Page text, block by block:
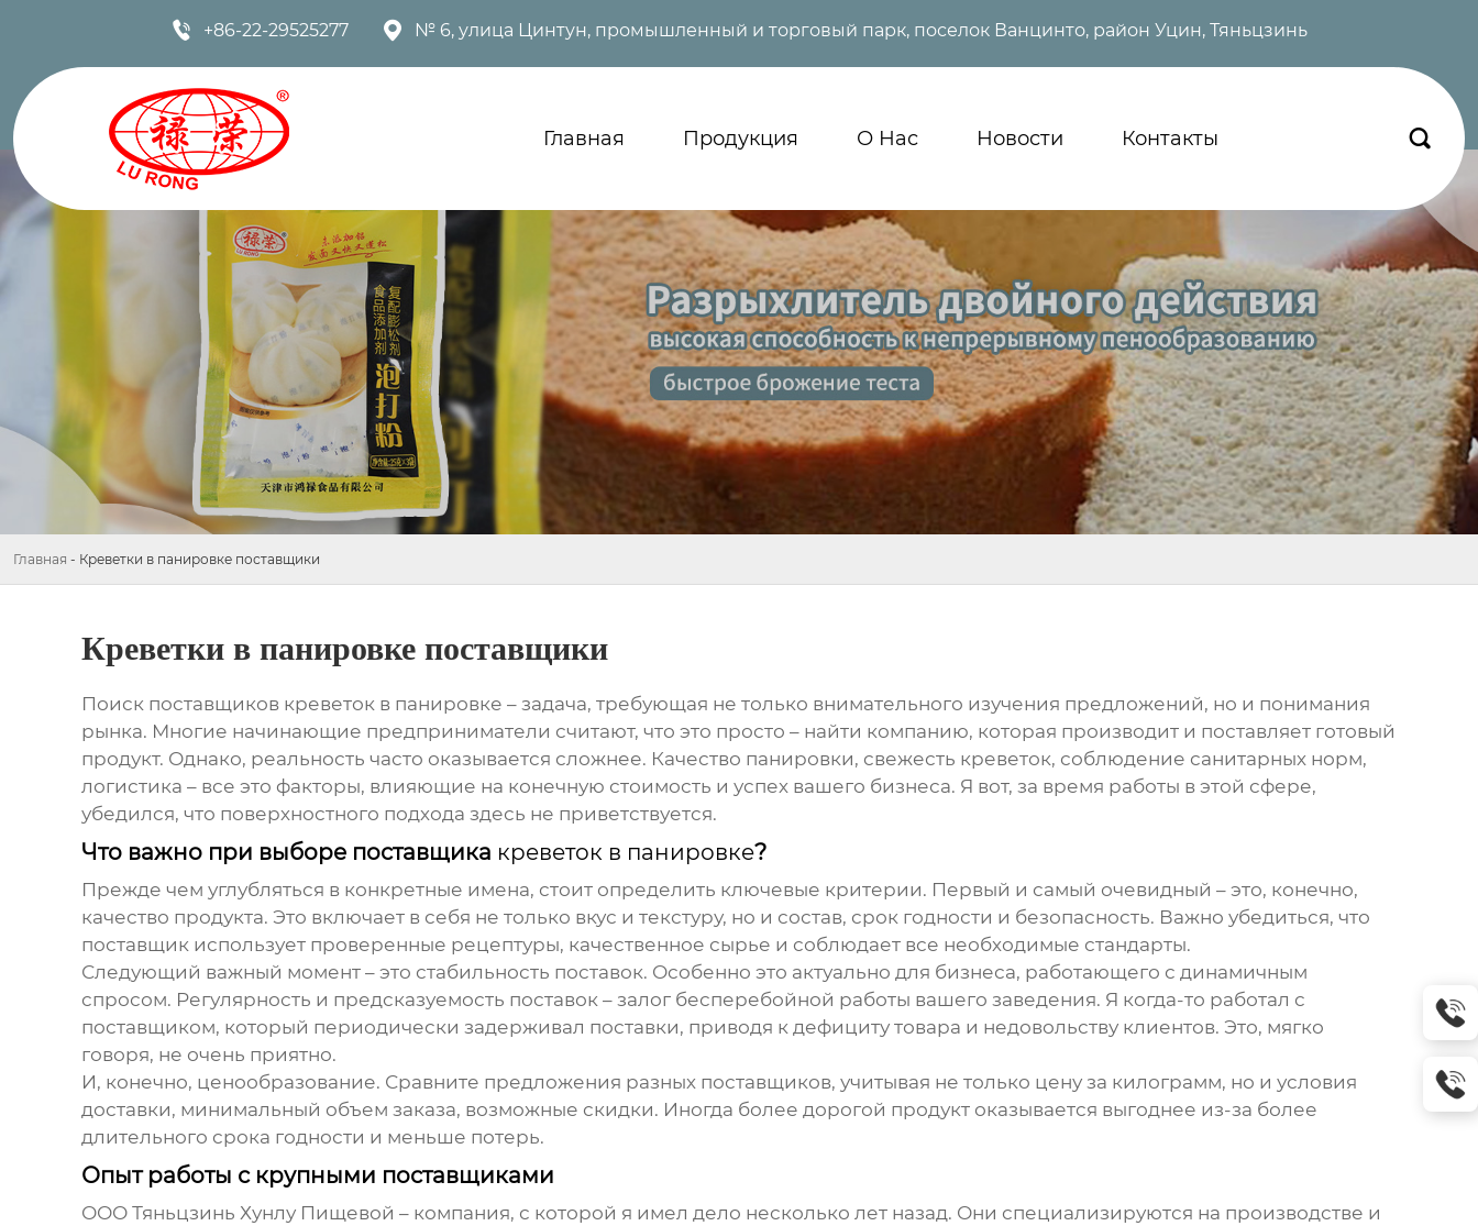
 +86-22-29525277  № 6, улица Цинтун, промышленный и торговый парк, поселок Ванцинто, район Уцин, Тяньцзинь
Главная Продукция О Нас Новости Контакты 
Главная - Креветки в панировке поставщики
Креветки в панировке поставщики
Поиск поставщиков креветок в панировке – задача, требующая не только внимательного изучения предложений, но и понимания
рынка. Многие начинающие предприниматели считают, что это просто – найти компанию, которая производит и поставляет готовый
продукт. Однако, реальность часто оказывается сложнее. Качество панировки, свежесть креветок, соблюдение санитарных норм,
логистика – все это факторы, влияющие на конечную стоимость и успех вашего бизнеса. Я вот, за время работы в этой сфере,
убедился, что поверхностного подхода здесь не приветствуется.
Что важно при выборе поставщика креветок в панировке?
Прежде чем углубляться в конкретные имена, стоит определить ключевые критерии. Первый и самый очевидный – это, конечно,
качество продукта. Это включает в себя не только вкус и текстуру, но и состав, срок годности и безопасность. Важно убедиться, что
поставщик использует проверенные рецептуры, качественное сырье и соблюдает все необходимые стандарты.
Следующий важный момент – это стабильность поставок. Особенно это актуально для бизнеса, работающего с динамичным
спросом. Регулярность и предсказуемость поставок – залог бесперебойной работы вашего заведения. Я когда-то работал с
поставщиком, который периодически задерживал поставки, приводя к дефициту товара и недовольству клиентов. Это, мягко
говоря, не очень приятно.
И, конечно, ценообразование. Сравните предложения разных поставщиков, учитывая не только цену за килограмм, но и условия
доставки, минимальный объем заказа, возможные скидки. Иногда более дорогой продукт оказывается выгоднее из-за более
длительного срока годности и меньше потерь.
Опыт работы с крупными поставщиками
ООО Тяньцзинь Хунлу Пищевой – компания, с которой я имел дело несколько лет назад. Они специализируются на производстве и